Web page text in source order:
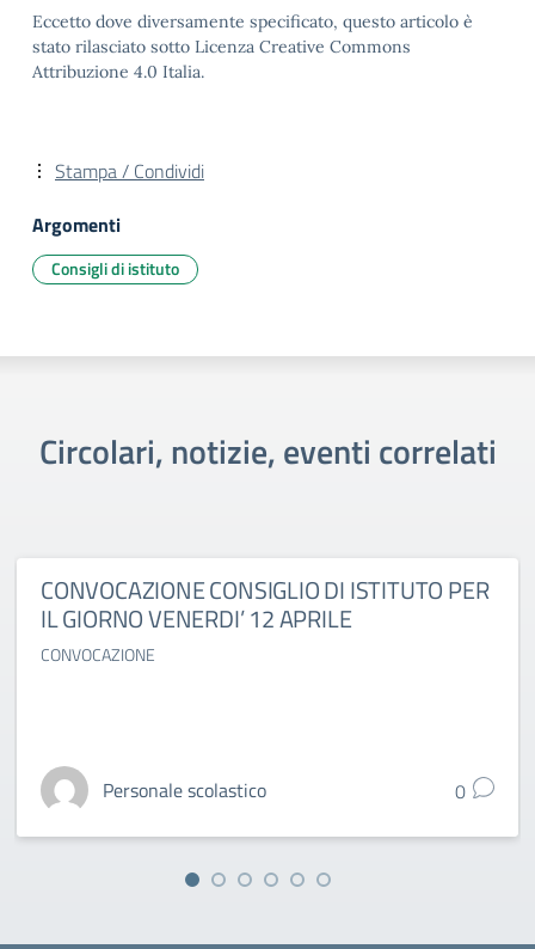
Eccetto dove diversamente specificato, questo articolo è
stato rilasciato sotto Licenza Creative Commons
Attribuzione 4.0 Italia.
Stampa / Condividi
Argomenti
Consigli di istituto
Circolari, notizie, eventi correlati
CONVOCAZIONE CONSIGLIO DI ISTITUTO PER
IL GIORNO VENERDI’ 12 APRILE
CONVOCAZIONE
Personale scolastico 0